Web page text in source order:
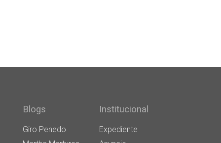
Blogs
Giro Penedo
Institucional
Expediente